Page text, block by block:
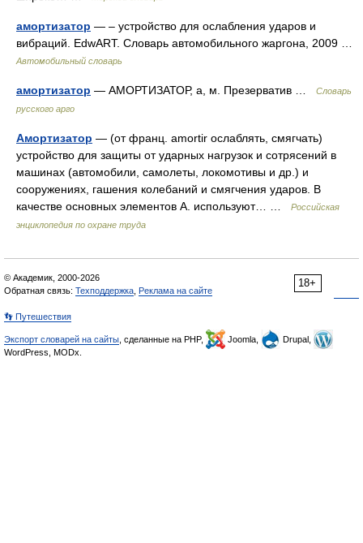
амортизатор — – устройство для ослабления ударов и
вибраций. EdwART. Словарь автомобильного жаргона, 2009 …
Автомобильный словарь
амортизатор — АМОРТИЗАТОР, а, м. Презерватив …
Словарь
русского арго
Амортизатор — (от франц. amortir ослаблять, смягчать)
устройство для защиты от ударных нагрузок и сотрясений в
машинах (автомобили, самолеты, локомотивы и др.) и
сооружениях, гашения колебаний и смягчения ударов. В
качестве основных элементов А. используют… …
Российская
энциклопедия по охране труда
18+
© Академик, 2000-2026
Обратная связь: Техподдержка Реклама на сайте
👣 Путешествия
Экспорт словарей на сайты , сделанные на PHP, Joomla,
Drupal,
WordPress, MODx.